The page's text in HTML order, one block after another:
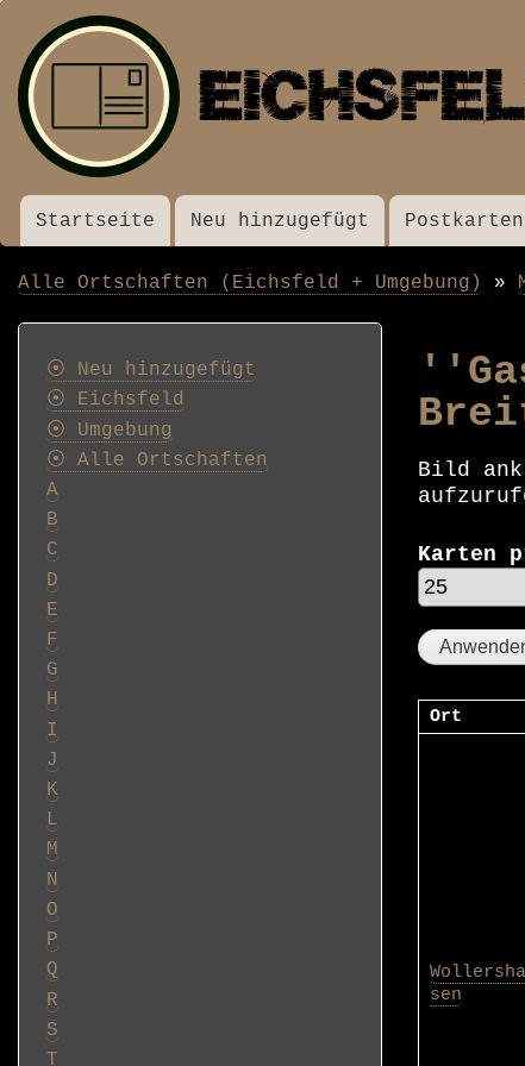
MenüStartseite Neu hinzugefügt Postkarten
Alle Ortschaften (Eichsfeld + Umgebung)
Bild
Karten
Ort
sen
Postkarten
⦿ Neu hinzugefügt
⦿ Eichsfeld
⦿ Umgebung
⦿ Alle Ortschaften
A
B
C
D
E
F
G
H
I
J
K
L
M
N
O
P
Q
R
S
T